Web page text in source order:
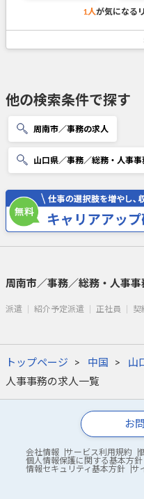
1人が気になる
他の検索条件で探す
周南市／事務の求人
山口県／事務／総務・人事事
周南市／事務／総務・人事
派遣 紹介予定派遣 正社員 契
トップページ 中国 山
人事事務の求人一覧
お
会社情報 サービス利用規約
個人情報保護に関する基本方針
情報セキュリティ基本方針 サ